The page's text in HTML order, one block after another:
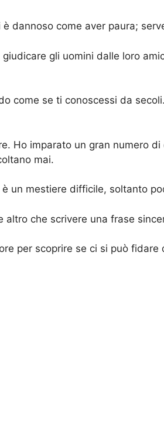
è dannoso come aver paura;
giudicare gli uomini dalle loro
come se ti conoscessi da
Ho imparato un gran numero
mai.
è un mestiere difficile, soltanto
altro che scrivere una frase
per scoprire se ci si può